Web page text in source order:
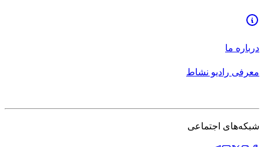
درباره ما
معرفی رادیو نشاط
شبکه‌های اجتماعی